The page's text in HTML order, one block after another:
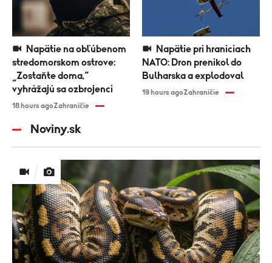
stredomorskom ostrove:
„Zostaňte doma,“
vyhrážajú sa ozbrojenci
18 hours agoZahraničie
NATO: Dron prenikol do
Bulharska a explodoval
19 hours agoZahraničie
Noviny.sk